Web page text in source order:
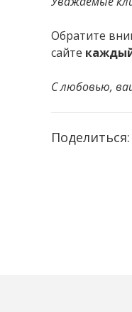
Обратите
сайте
С любовью,
Поделиться: